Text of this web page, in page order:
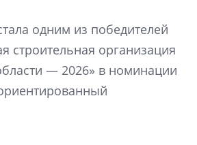
одним из победителей
строительная организация
— 2026» в номинации